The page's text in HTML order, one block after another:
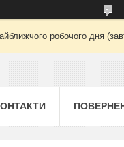
робочого дня